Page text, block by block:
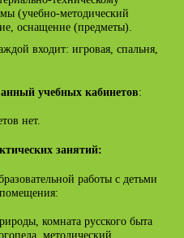
(учебно-методический
оснащение (предметы).
входит: игровая, спальня,
учебных кабинетов:
нет.
занятий:
работы с детьми
комната русского быта
методический